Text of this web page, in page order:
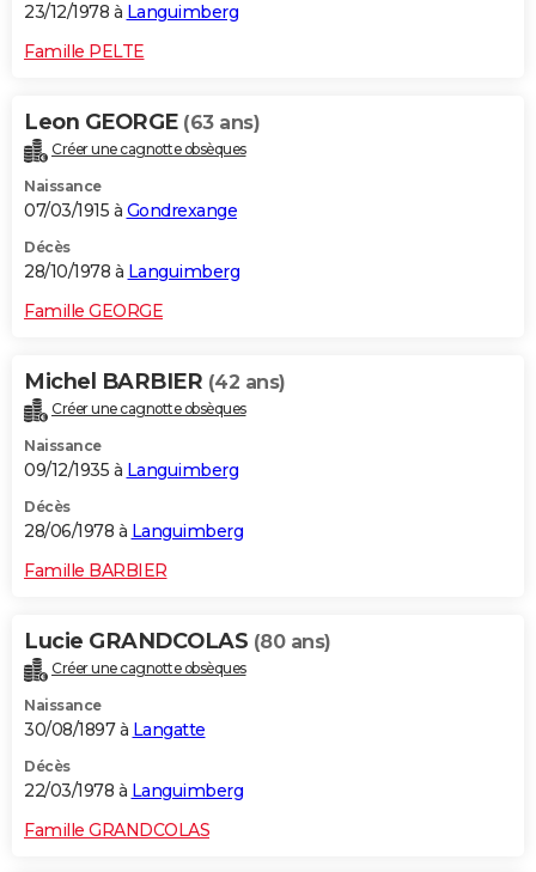
23/12/1978 à Languimberg
Famille PELTE
Leon GEORGE (63 ans)
Créer une cagnotte obsèques
Naissance
07/03/1915 à Gondrexange
Décès
28/10/1978 à Languimberg
Famille GEORGE
Michel BARBIER (42 ans)
Créer une cagnotte obsèques
Naissance
09/12/1935 à Languimberg
Décès
28/06/1978 à Languimberg
Famille BARBIER
Lucie GRANDCOLAS (80 ans)
Créer une cagnotte obsèques
Naissance
30/08/1897 à Langatte
Décès
22/03/1978 à Languimberg
Famille GRANDCOLAS